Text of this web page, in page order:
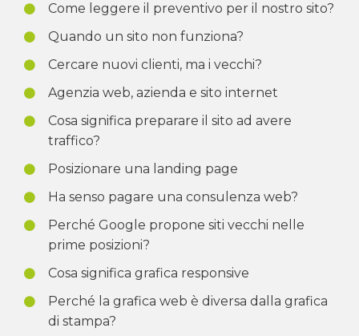
Come leggere il preventivo per il nostro sito?
Quando un sito non funziona?
Cercare nuovi clienti, ma i vecchi?
Agenzia web, azienda e sito internet
Cosa significa preparare il sito ad avere
traffico?
Posizionare una landing page
Ha senso pagare una consulenza web?
Perché Google propone siti vecchi nelle
prime posizioni?
Cosa significa grafica responsive
Perché la grafica web è diversa dalla grafica
di stampa?